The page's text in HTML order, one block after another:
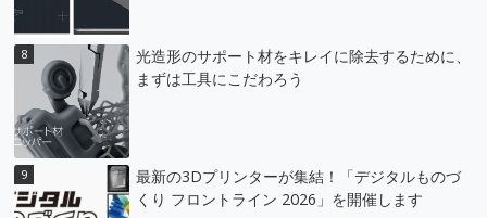
光造形のサポート材をキレイに除去するために、
まずは工具にこだわろう
最新の3Dプリンターが集結！「デジタルものづ
くり フロントライン 2026」を開催します